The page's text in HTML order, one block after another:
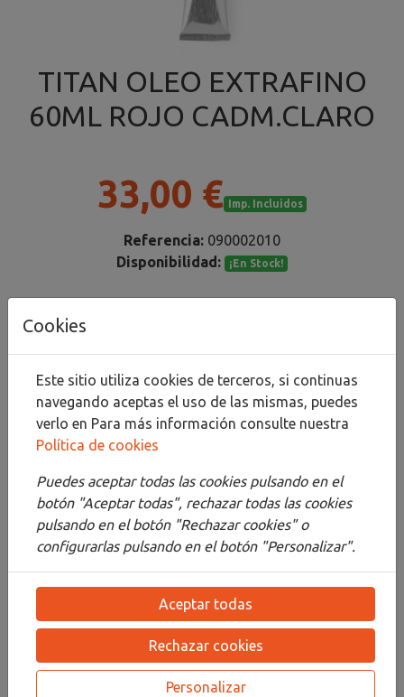
TITAN OLEO EXTRAFINO
60ML ROJO CADM.CLARO
33,00 € Imp. Incluidos
Referencia: 090002010
Disponibilidad:
¡En Stock!
Detalles
Adjuntos
Opiniones
¡Este producto no tiene descripción!
RELACIONADOS
Cookies
Este sitio utiliza cookies de terceros, si continuas
navegando aceptas el uso de las mismas, puedes
verlo en Para más información consulte nuestra
Política de cookies
Puedes aceptar todas las cookies pulsando en el
botón "Aceptar todas", rechazar todas las cookies
pulsando en el botón "Rechazar cookies" o
configurarlas pulsando en el botón "Personalizar".
Aceptar todas
Rechazar cookies
Personalizar